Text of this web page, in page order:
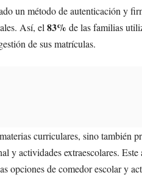
un método de autenticación y
Así, el83% de las familias
de sus matrículas.
curriculares, sino también
y actividades extraescolares. Este
opciones de comedor escolar y